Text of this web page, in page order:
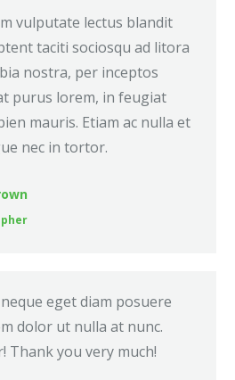
vulputate lectus blandit
taciti sociosqu ad litora
nostra, per inceptos
purus lorem, in feugiat
mauris. Etiam ac nulla et
nec in tortor.
eget diam posuere
dolor ut nulla at nunc.
Thank you very much!